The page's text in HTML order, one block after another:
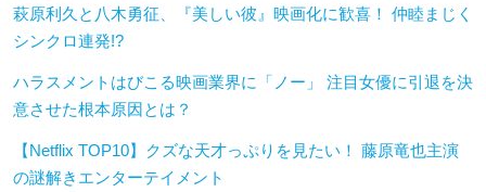
萩原利久と八木勇征、『美しい彼』映画化に歓喜！ 仲睦まじく
シンクロ連発!?
ハラスメントはびこる映画業界に「ノー」 注目女優に引退を決
意させた根本原因とは？
【Netflix TOP10】クズな天才っぷりを見たい！ 藤原竜也主演
の謎解きエンターテイメント